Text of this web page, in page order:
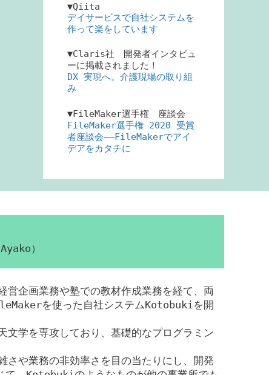
▼Qiita
デイサービスで自社システムを
作って楽をしています
▼Claris社 開発者インタビュ
ーに掲載されました！
DX 実現へ。介護現場の取り組
み
▼FileMaker選手権 座談会
FileMaker選手権 2020 受賞
者座談会――FileMakerでアイ
デアをカタチに
）
営企画業務や塾での教材作成業務を経て、両
を使った自社システムKotobukiを開
文学を専攻しており、基礎的なプログラミン
さや業務の非効率さを目の当たりにし、開発